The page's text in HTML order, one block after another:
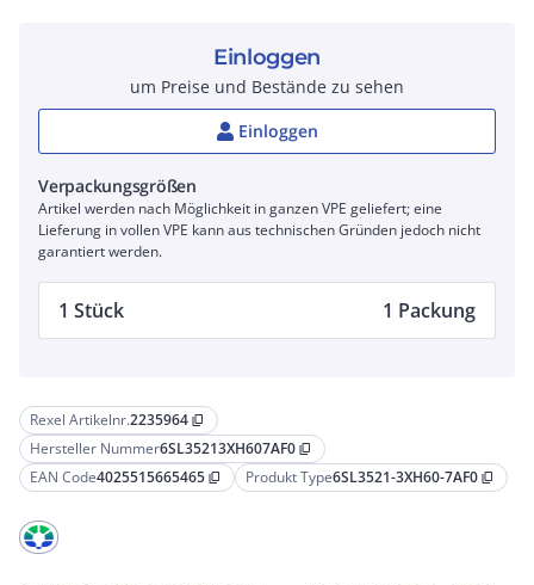
Rexel Artikelnr.2235964 content_copy
Hersteller Nummer6SL35213XH607AF0 content_copy
EAN Code4025515665465 content_copy Produkt Type6SL3521-3XH60-7AF0 content_copy
Einloggen
um Preise und Bestände zu sehen
Einloggen
Verpackungsgrößen
Artikel werden nach Möglichkeit in ganzen VPE geliefert; eine
Lieferung in vollen VPE kann aus technischen Gründen jedoch nicht
garantiert werden.
1 Stück 1 Packung